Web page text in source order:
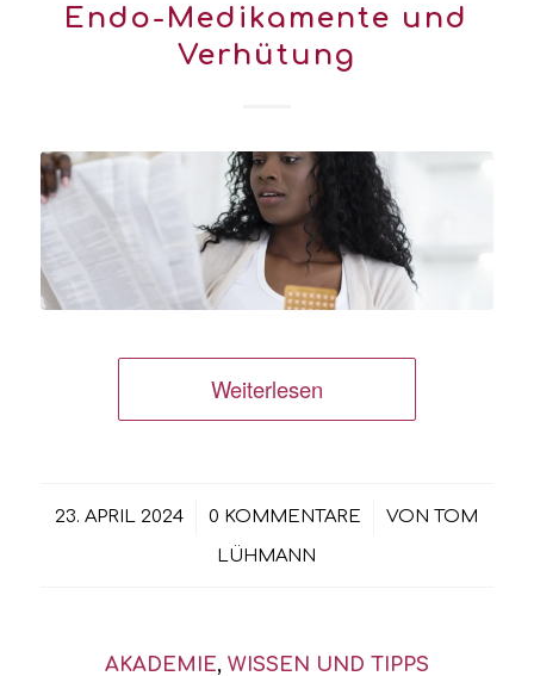
Endo-Medikamente und
Verhütung
Weiterlesen
23. APRIL 2024
/ 0 KOMMENTARE
/ VONTOM
LÜHMANN
AKADEMIE, WISSEN UND TIPPS